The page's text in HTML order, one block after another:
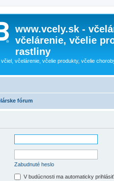
www.vcely.sk -
včelárenie, včelie
rastliny
včelárenie, včelie produkty, včelie
fórum
Zabudnuté heslo
V budúcnosti ma automaticky prihlásiť